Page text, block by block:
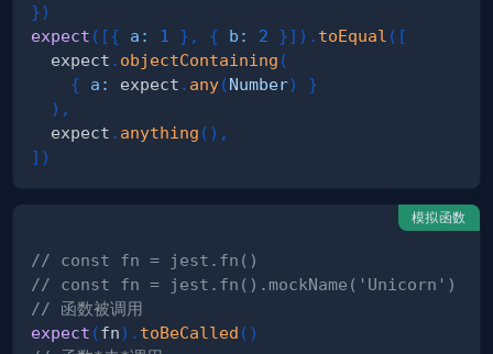
})
expect ( [{ a : 1 } , { b : 2 }] ) . toEqual ( [
  expect
. objectContaining (
{
a : expect . any(Number)
}
) ,
  expect
. anything ( ) ,
] )
模拟函数
// const fn = jest.fn()
// const fn = jest.fn().mockName('Unicorn') --
// 函数被调用
expect (fn) . toBeCalled ( )